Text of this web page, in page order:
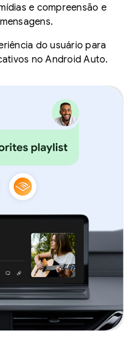
e compreensão e
do usuário para
no Android Auto.